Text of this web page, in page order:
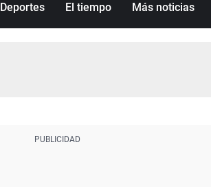
Deportes El tiempo Más noticias